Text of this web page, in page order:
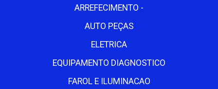
ARREFECIMENTO -
AUTO PEÇAS
ELETRICA
EQUIPAMENTO DIAGNOSTICO
FAROL E ILUMINACAO